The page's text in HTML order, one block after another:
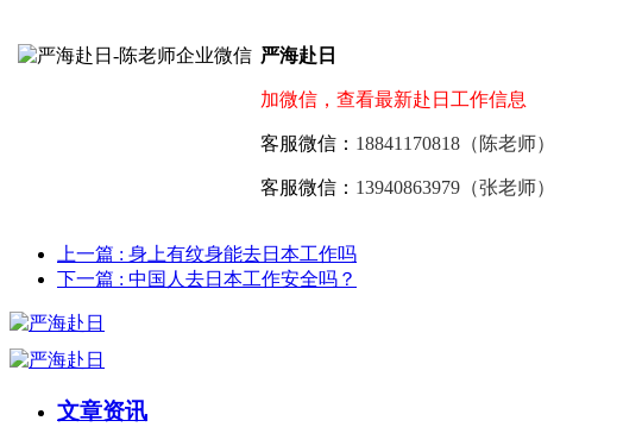
严海赴日
加微信，查看最新赴日工作信息
客服微信： 18841170818（陈老师）
客服微信： 13940863979（张老师）
上一篇 : 身上有纹身能去日本工作吗
下一篇 : 中国人去日本工作安全吗？
文章资讯